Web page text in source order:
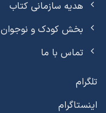
هدیه سازمانی کتاب
بخش کودک و نوجوان
تماس با ما
تلگرام
اینستاگرام